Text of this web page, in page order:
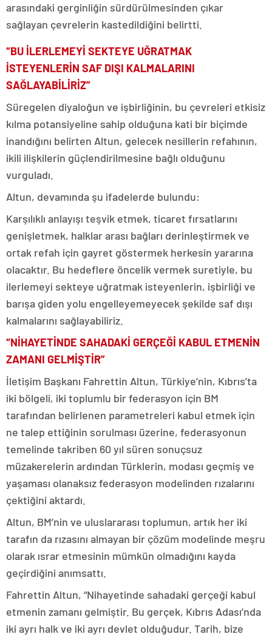
arasındaki gerginliğin sürdürülmesinden çıkar
sağlayan çevrelerin kastedildiğini belirtti.
“BU İLERLEMEYİ SEKTEYE UĞRATMAK
İSTEYENLERİN SAF DIŞI KALMALARINI
SAĞLAYABİLİRİZ”
Süregelen diyaloğun ve işbirliğinin, bu çevreleri etkisiz
kılma potansiyeline sahip olduğuna kati bir biçimde
inandığını belirten Altun, gelecek nesillerin refahının,
ikili ilişkilerin güçlendirilmesine bağlı olduğunu
vurguladı.
Altun, devamında şu ifadelerde bulundu:
Karşılıklı anlayışı teşvik etmek, ticaret fırsatlarını
genişletmek, halklar arası bağları derinleştirmek ve
ortak refah için gayret göstermek herkesin yararına
olacaktır. Bu hedeflere öncelik vermek suretiyle, bu
ilerlemeyi sekteye uğratmak isteyenlerin, işbirliği ve
barışa giden yolu engelleyemeyecek şekilde saf dışı
kalmalarını sağlayabiliriz.
“NİHAYETİNDE SAHADAKİ GERÇEĞİ KABUL ETMENİN
ZAMANI GELMİŞTİR”
İletişim Başkanı Fahrettin Altun, Türkiye’nin, Kıbrıs’ta
iki bölgeli, iki toplumlu bir federasyon için BM
tarafından belirlenen parametreleri kabul etmek için
ne talep ettiğinin sorulması üzerine, federasyonun
temelinde takriben 60 yıl süren sonuçsuz
müzakerelerin ardından Türklerin, modası geçmiş ve
yaşaması olanaksız federasyon modelinden rızalarını
çektiğini aktardı.
Altun, BM’nin ve uluslararası toplumun, artık her iki
tarafın da rızasını almayan bir çözüm modelinde meşru
olarak ısrar etmesinin mümkün olmadığını kayda
geçirdiğini anımsattı.
Fahrettin Altun, “Nihayetinde sahadaki gerçeği kabul
etmenin zamanı gelmiştir. Bu gerçek, Kıbrıs Adası’nda
iki ayrı halk ve iki ayrı devlet olduğudur. Tarih, bize